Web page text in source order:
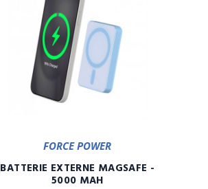
FORCE POWER
BATTERIE EXTERNE MAGSAFE -
5000 MAH